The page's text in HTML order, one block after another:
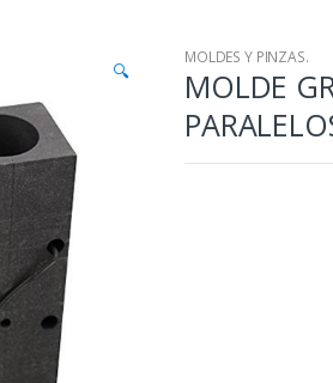
🔍
MOLDES Y PINZAS.
MOLDE